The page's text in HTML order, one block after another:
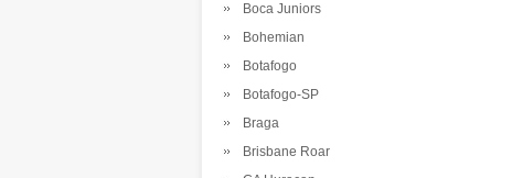
Boca Juniors
Bohemian
Botafogo
Botafogo-SP
Braga
Brisbane Roar